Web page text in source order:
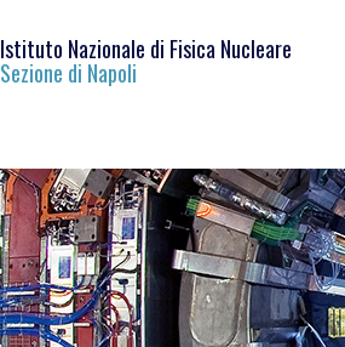
Istituto Nazionale di Fisica Nucleare
Sezione di Napoli